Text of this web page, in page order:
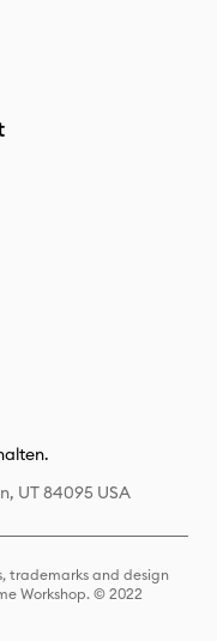
UT 84095 USA
trademarks and design
Workshop. © 2022